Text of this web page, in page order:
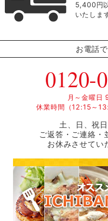
5,400円
いたしま
お電話
0120-
月～金曜日
休業時間（12:15～
土、日、祝
ご返答・ご連絡・
お休みさせてい